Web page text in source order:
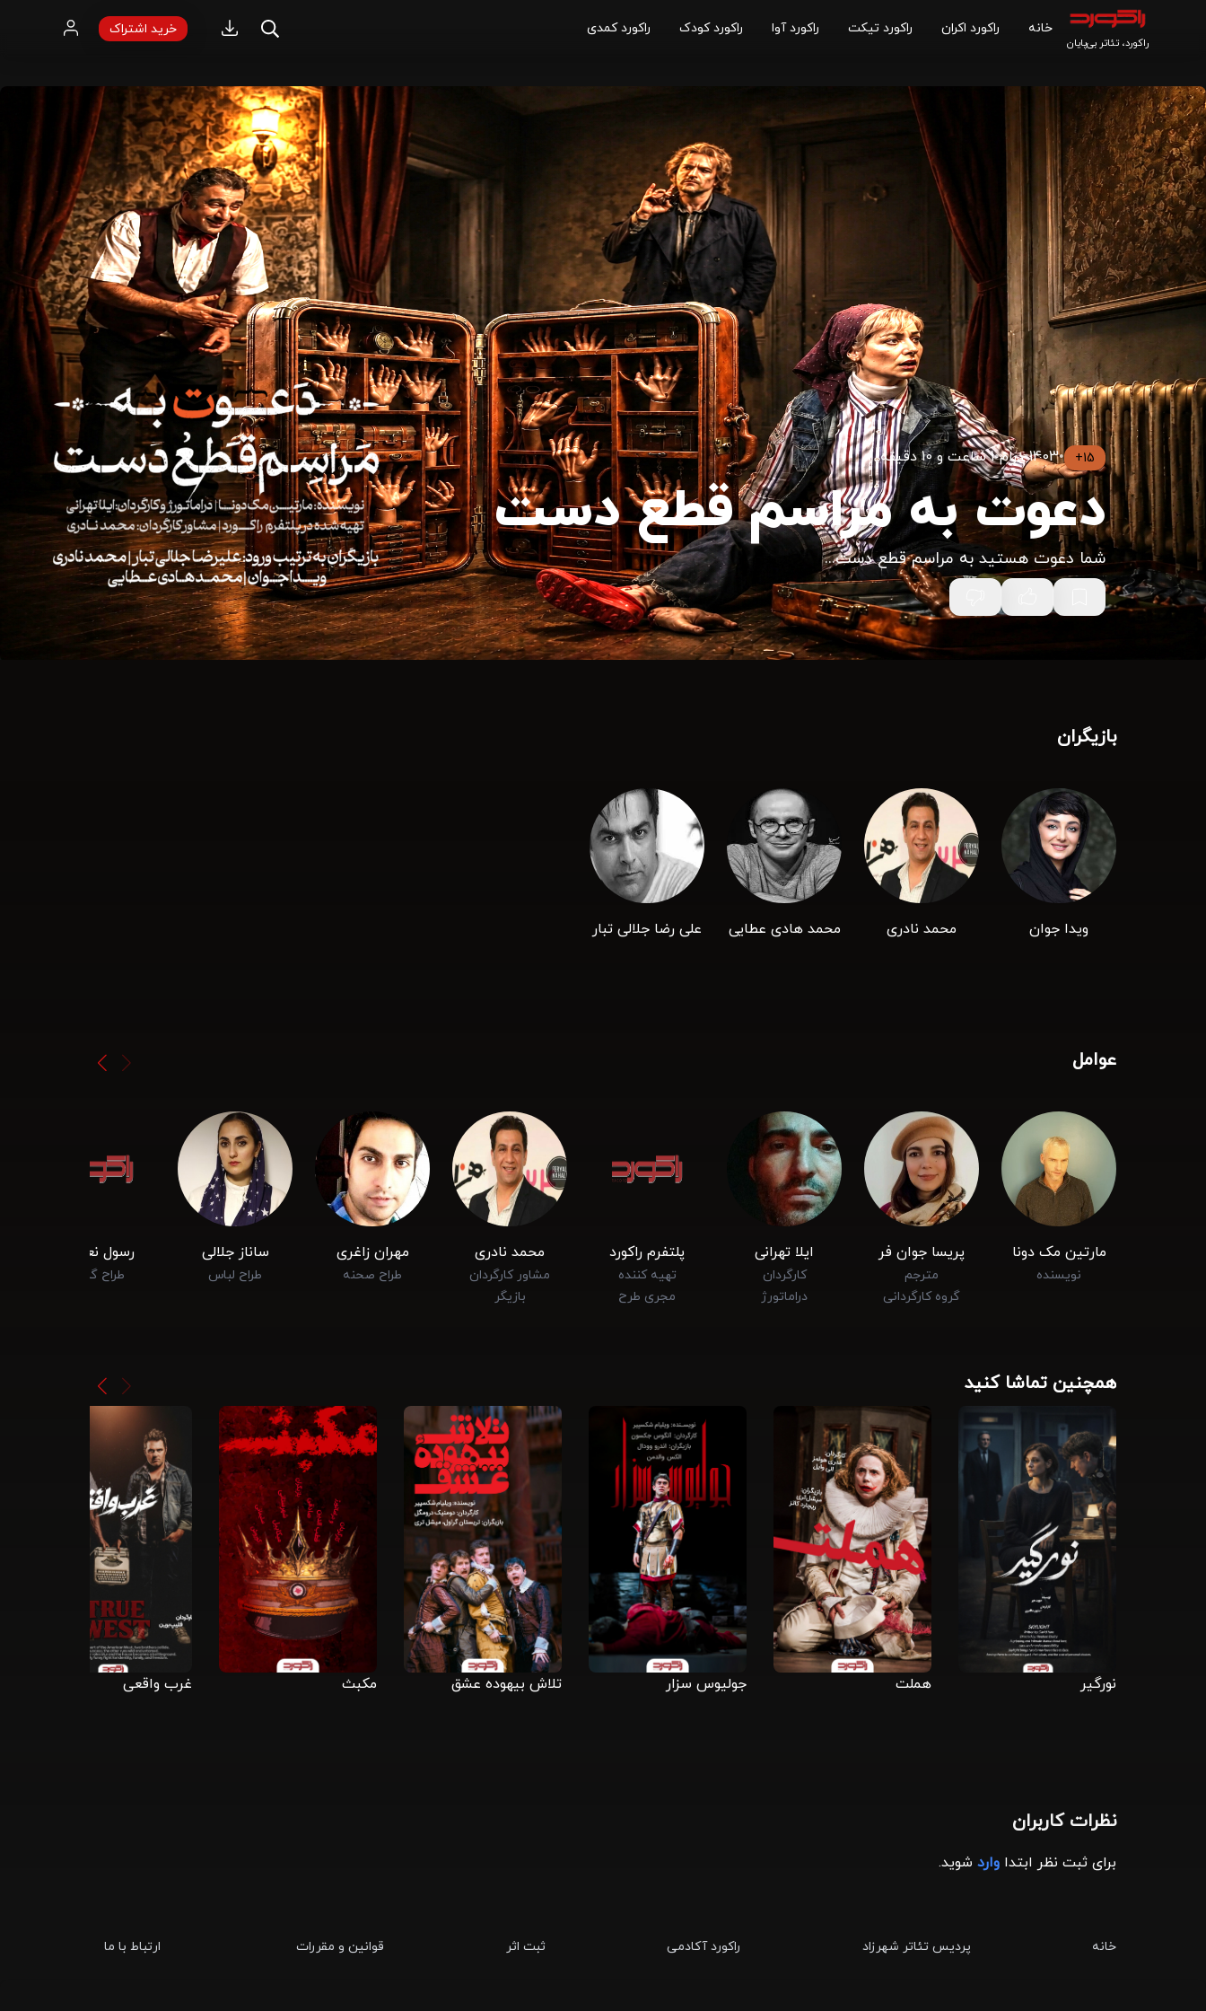
راکورد، تئاتر بی‌پایان
خانه راکورد اکران راکورد تیکت راکورد آوا راکورد کودک راکورد کمدی خرید اشتراک
15+
•
1403
•درام•1 ساعت و 10 دقیقه
دعوت به مراسم قطع دست
شما دعوت هستید به مراسم قطع دست...
بازیگران
ویدا جوان محمد نادری محمد هادی عطایی علی رضا جلالی تبار
عوامل
مارتین مک ‌دونا
نویسنده
پریسا جوان فر
مترجم
گروه کارگردانی
ایلا تهرانی
کارگردان
دراماتورژ
پلتفرم راکورد
تهیه کننده
مجری طرح
محمد نادری
مشاور کارگردان
بازیگر
مهران زاغری
طراح صحنه
ساناز جلالی
طراح لباس
رسول نعمتی
طراح گریم
همچنین تماشا کنید
نورگیر هملت جولیوس سزار تلاش بیهوده عشق مکبث غرب واقعی
نظرات کاربران
برای ثبت نظر ابتدا وارد شوید.
خانه پردیس تئاتر شهرزاد راکورد آکادمی ثبت اثر قوانین و مقررات ارتباط با ما